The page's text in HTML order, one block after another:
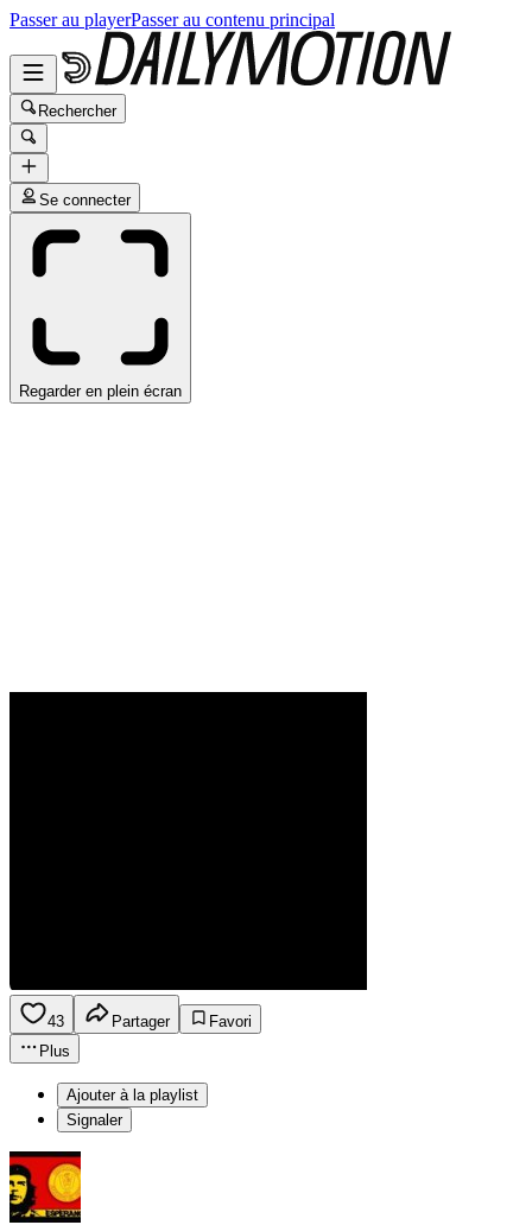
Passer au playerPasser au contenu principal
Rechercher
Se connecter
Regarder en plein écran
43 Partager
Favori
Plus
Ajouter à la playlist
Signaler